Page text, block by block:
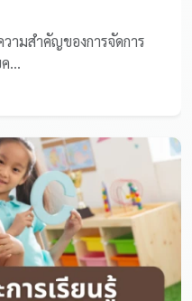
ามสำคัญของการจัดการ
...